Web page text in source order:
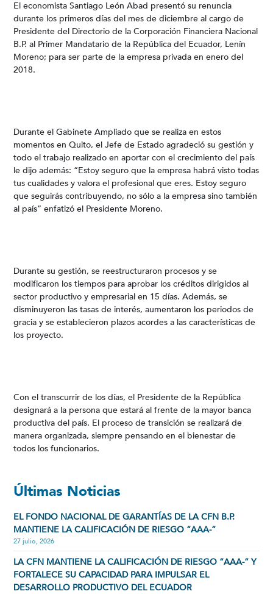
El economista Santiago León Abad presentó su renuncia
durante los primeros días del mes de diciembre al cargo de
Presidente del Directorio de la Corporación Financiera Nacional
B.P. al Primer Mandatario de la República del Ecuador, Lenín
Moreno; para ser parte de la empresa privada en enero del
2018.
Durante el Gabinete Ampliado que se realiza en estos
momentos en Quito, el Jefe de Estado agradeció su gestión y
todo el trabajo realizado en aportar con el crecimiento del país
le dijo además: “Estoy seguro que la empresa habrá visto todas
tus cualidades y valora el profesional que eres. Estoy seguro
que seguirás contribuyendo, no sólo a la empresa sino también
al país” enfatizó el Presidente Moreno.
Durante su gestión, se reestructuraron procesos y se
modificaron los tiempos para aprobar los créditos dirigidos al
sector productivo y empresarial en 15 días. Además, se
disminuyeron las tasas de interés, aumentaron los periodos de
gracia y se establecieron plazos acordes a las características de
los proyecto.
Con el transcurrir de los días, el Presidente de la República
designará a la persona que estará al frente de la mayor banca
productiva del país. El proceso de transición se realizará de
manera organizada, siempre pensando en el bienestar de
todos los funcionarios.
Últimas Noticias
EL FONDO NACIONAL DE GARANTÍAS DE LA CFN B.P.
MANTIENE LA CALIFICACIÓN DE RIESGO “AAA-”
27 julio, 2026
LA CFN MANTIENE LA CALIFICACIÓN DE RIESGO “AAA-” Y
FORTALECE SU CAPACIDAD PARA IMPULSAR EL
DESARROLLO PRODUCTIVO DEL ECUADOR